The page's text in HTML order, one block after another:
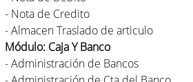
- Nota de Credito
- Almacen Traslado de articulo
Módulo: Caja Y Banco
- Administración de Bancos